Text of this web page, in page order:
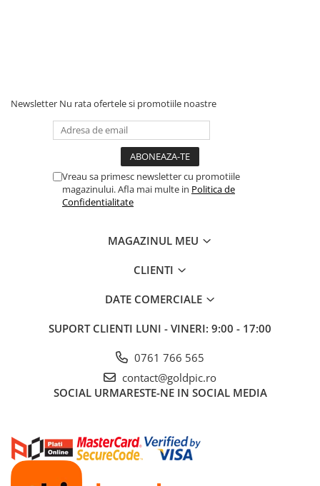
Newsletter Nu rata ofertele si promotiile noastre
Vreau sa primesc newsletter cu promotiile
magazinului. Afla mai multe in Politica de
Confidentialitate
MAGAZINUL MEU
CLIENTI
DATE COMERCIALE
SUPORT CLIENTI LUNI - VINERI: 9:00 - 17:00
0761 766 565
contact@goldpic.ro
SOCIAL URMARESTE-NE IN SOCIAL MEDIA